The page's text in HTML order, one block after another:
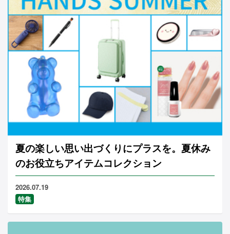
夏の楽しい思い出づくりにプラスを。夏休み
のお役立ちアイテムコレクション
2026.07.19
特集